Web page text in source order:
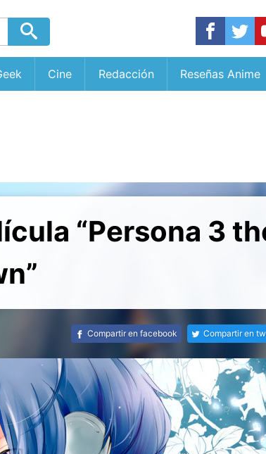
Cine Redacción Reseñas Anime
“Persona 3
Compartir en facebook Compartir en